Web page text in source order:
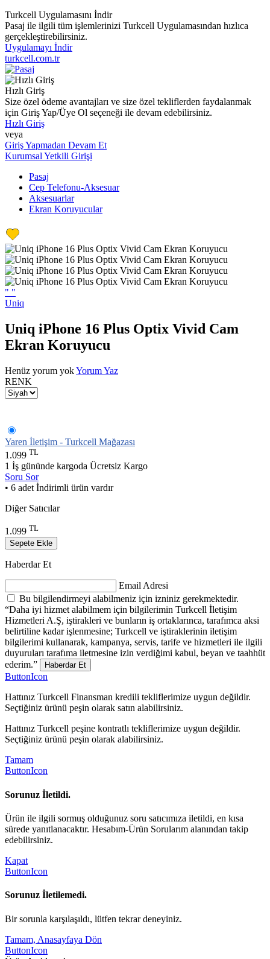
Turkcell Uygulamasını İndir
Pasaj ile ilgili tüm işlemlerinizi Turkcell Uygulamasından hızlıca
gerçekleştirebilirsiniz.
Uygulamayı İndir
turkcell.com.tr
Hızlı Giriş
Size özel ödeme avantajları ve size özel tekliflerden faydalanmak
için Giriş Yap/Üye Ol seçeneği ile devam edebilirsiniz.
Hızlı Giriş
veya
Giriş Yapmadan Devam Et
Kurumsal Yetkili Girişi
Pasaj
Cep Telefonu-Aksesuar
Aksesuarlar
Ekran Koruyucular
" "
Uniq
Uniq iPhone 16 Plus Optix Vivid Cam
Ekran Koruyucu
Henüz yorum yokYorum Yaz
RENK
Yaren İletişim - Turkcell Mağazası
1.099 TL
1 İş gününde kargoda Ücretsiz Kargo
Soru Sor
• 6 adet İndirimli ürün vardır
Diğer Satıcılar
1.099 TL
Sepete Ekle
Haberdar Et
Email Adresi
Bu bilgilendirmeyi alabilmeniz için izniniz gerekmektedir.
“Daha iyi hizmet alabilmem için bilgilerimin Turkcell İletişim
Hizmetleri A.Ş, iştirakleri ve bunların iş ortaklarınca, tarafımca aksi
belirtiline kadar işlenmesine; Turkcell ve iştiraklerinin iletişim
bilgilerimi kullanarak, kampanya, servis, tarife ve hizmetleri ile ilgili
duyuruları tarafıma iletmesine izin verdiğimi kabul, beyan ve taahhüt
ederim.”
Haberdar Et
ButtonIcon
Hattınız Turkcell Finansman kredili tekliflerimize uygun değildir.
Seçtiğiniz ürünü peşin olarak satın alabilirsiniz.
Hattınız Turkcell peşine kontratlı tekliflerimize uygun değildir.
Seçtiğiniz ürünü peşin olarak alabilirsiniz.
Tamam
ButtonIcon
Sorunuz İletildi.
Ürün ile ilgili sormuş olduğunuz soru satıcımıza iletildi, en kısa
sürede yanıtlanacaktır. Hesabım-Ürün Sorularım alanından takip
edebilirsiniz.
Kapat
ButtonIcon
Sorunuz İletilemedi.
Bir sorunla karşılaşıldı, lütfen tekrar deneyiniz.
Tamam, Anasayfaya Dön
ButtonIcon